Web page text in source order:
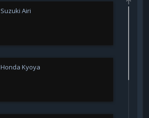
Suzuki Airi
Honda Kyoya